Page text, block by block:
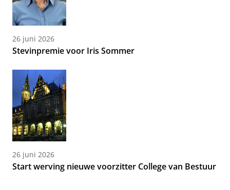
26 juni 2026
Stevinpremie voor Iris Sommer
26 juni 2026
Start werving nieuwe voorzitter College van Bestuur